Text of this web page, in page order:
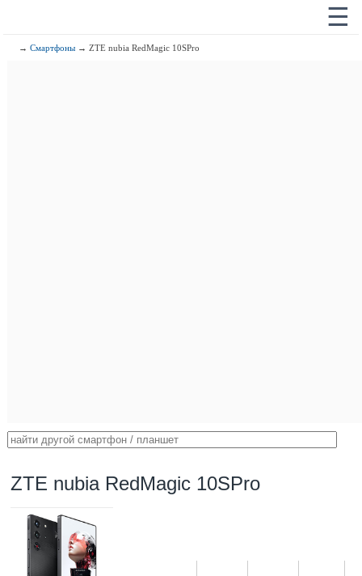
☰
→Смартфоны → ZTE nubia RedMagic 10SPro
ZTE nubia RedMagic 10SPro